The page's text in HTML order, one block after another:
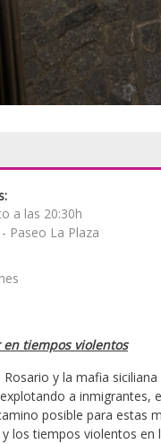
a las 20:30h
Paseo La Plaza
tiempos violentos
y la mafia
a inmigrantes,
posible para estas
los tiempos violentos en